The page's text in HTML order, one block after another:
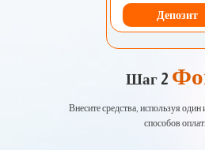
Депозит
Шаг 2
Внесите средства, используя
способов